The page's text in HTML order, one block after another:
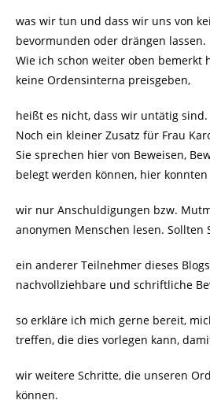
was wir tun und dass wir uns von
bevormunden oder drängen lassen.
Wie ich schon weiter oben bemerkt
keine Ordensinterna preisgeben,
heißt es nicht, dass wir untätig sind.
Noch ein kleiner Zusatz für Frau
Sie sprechen hier von Beweisen,
belegt werden können, hier konnten
wir nur Anschuldigungen bzw.
anonymen Menschen lesen. Sollten
ein anderer Teilnehmer dieses
nachvollziehbare und schriftliche
so erkläre ich mich gerne bereit,
treffen, die dies vorlegen kann,
wir weitere Schritte, die unseren
können.